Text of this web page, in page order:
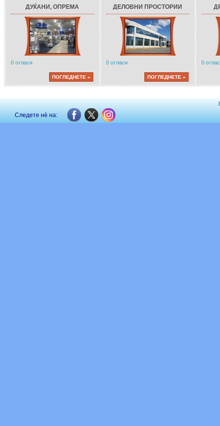
ДУЌАНИ, ОПРЕМА
0 огласи
ПОГЛЕДНЕТЕ »
ДЕЛОВНИ ПРОСТОРИИ
0 огласи
ПОГЛЕДНЕТЕ »
0
Следете нè на: